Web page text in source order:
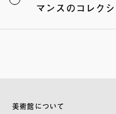
マンスのコレク
美術館について